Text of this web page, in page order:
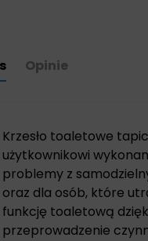
Opinie
Krzesło toaletowe
użytkownikowi
problemy z
oraz dla osób, które
funkcję toaletową
przeprowadzenie